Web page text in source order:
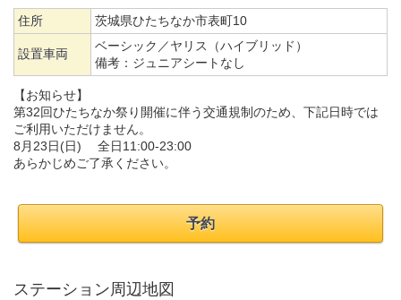
住所 茨城県ひたちなか市表町10
設置車両
ベーシック／ヤリス（ハイブリッド）
備考： ジュニアシートなし
【お知らせ】
第32回ひたちなか祭り開催に伴う交通規制のため、下記日時では
ご利用いただけません。
8月23日(日) 全日11:00-23:00
あらかじめご了承ください。
予約
ステーション周辺地図